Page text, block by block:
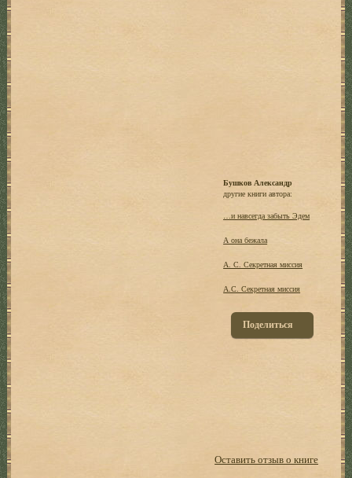
Бушков Александр
другие книги автора:
…и навсегда забыть Эдем
А она бежала
А. С. Секретная миссия
А.С. Секретная миссия
Поделиться
Оставить отзыв о книге